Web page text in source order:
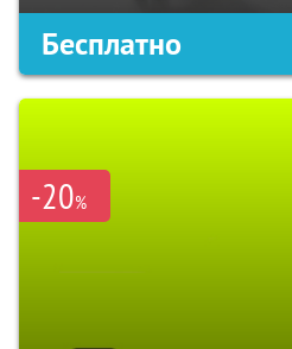
Бесплатно
-20%